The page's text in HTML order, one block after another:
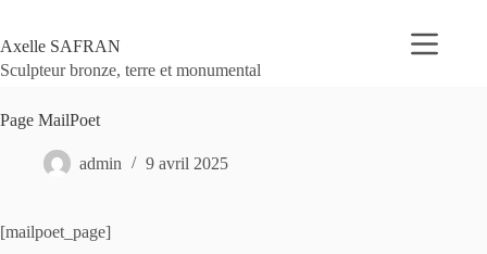
contenu
Axelle SAFRAN
Sculpteur bronze, terre et monumental
Page MailPoet
admin 9 avril 2025
[mailpoet_page]